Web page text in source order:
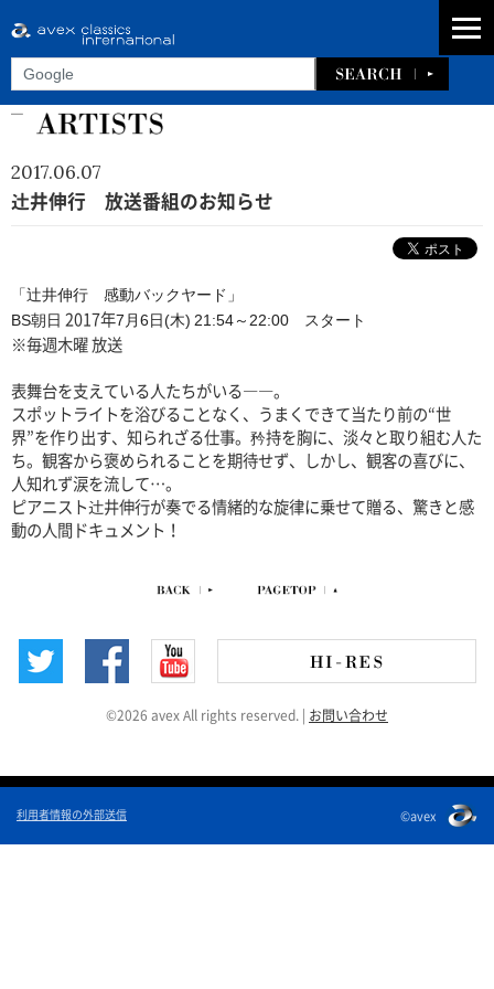
2017.06.07
辻井伸行 放送番組のお知らせ
「辻井伸行 感動バックヤード 」
BS朝日 2017年7月6日(木) 21:54～22:00 スタート
※毎週木曜 放送
表舞台を支えている人たちがいる――。
スポットライトを浴びることなく、うまくできて当たり前の“世
界”を作り出す、知られざる仕事。矜持を胸に、淡々と取り組む人た
ち。観客から褒められることを期待せず、しかし、観客の喜びに、
人知れず涙を流して…。
ピアニスト辻井伸行が奏でる情緒的な旋律に乗せて贈る、驚きと感
動の人間ドキュメント！
©2026 avex All rights reserved. お問い合わせ
利用者情報の外部送信 ©avex